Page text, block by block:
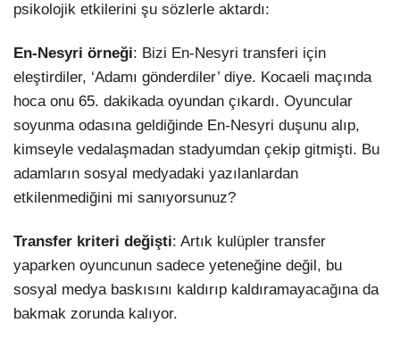
psikolojik etkilerini şu sözlerle aktardı:
En-Nesyri örneği: Bizi En-Nesyri transferi için
eleştirdiler, ‘Adamı gönderdiler’ diye. Kocaeli maçında
hoca onu 65. dakikada oyundan çıkardı. Oyuncular
soyunma odasına geldiğinde En-Nesyri duşunu alıp,
kimseyle vedalaşmadan stadyumdan çekip gitmişti. Bu
adamların sosyal medyadaki yazılanlardan
etkilenmediğini mi sanıyorsunuz?
Transfer kriteri değişti: Artık kulüpler transfer
yaparken oyuncunun sadece yeteneğine değil, bu
sosyal medya baskısını kaldırıp kaldıramayacağına da
bakmak zorunda kalıyor.